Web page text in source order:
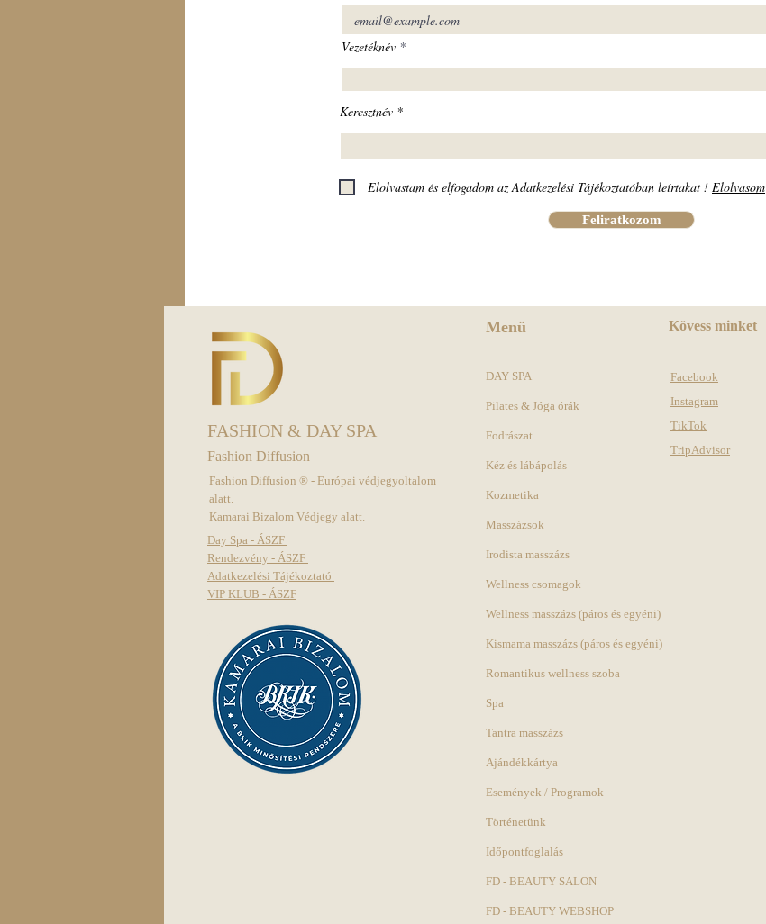
Vezetéknév
Keresztnév
Elolvastam és elfogadom az Adatkezelési Tájékoztatóban leírtakat ! Elolvasom
Feliratkozom
FASHION & DAY SPA
Fashion Diffusion
Fashion Diffusion ® - Európai védjegyoltalom
alatt.
Kamarai Bizalom Védjegy alatt.
Day Spa - ÁSZF
Rendezvény - ÁSZF
Adatkezelési Tájékoztató
VIP KLUB - ÁSZF
Menü Kövess minket
DAY SPA
Pilates & Jóga órák
Fodrászat
Kéz és lábápolás
Kozmetika
Masszázsok
Irodista masszázs
Wellness csomagok
Wellness masszázs (páros és egyéni)
Kismama masszázs (páros és egyéni)
Romantikus wellness szoba
Spa
Tantra masszázs
Ajándékkártya
Események / Programok
Történetünk
Időpontfoglalás
FD - BEAUTY SALON
FD - BEAUTY WEBSHOP
Facebook
Instagram
TikTok
TripAdvisor